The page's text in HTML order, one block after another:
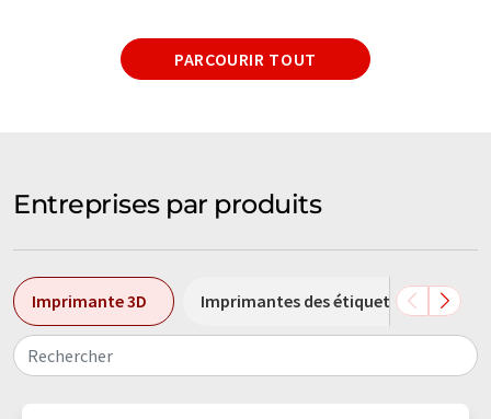
PARCOURIR TOUT
Entreprises par produits
Imprimante 3D Imprimantes des étiquettes
Rechercher